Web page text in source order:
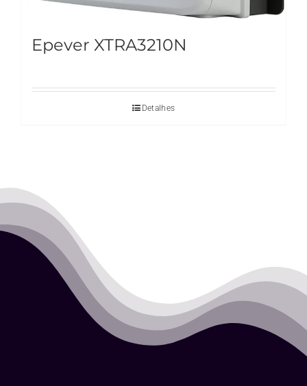
Epever XTRA3210N
Detalhes